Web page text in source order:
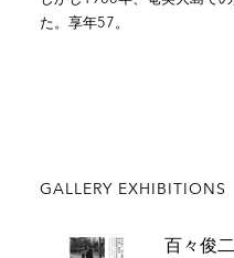
た。享年57。
GALLERY EXHIBITIONS
百々俊